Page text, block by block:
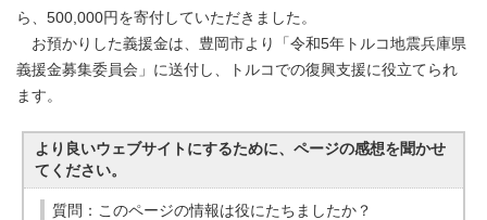
ら、500,000円を寄付していただきました。
お預かりした義援金は、豊岡市より「令和5年トルコ地震兵庫県
義援金募集委員会」に送付し、トルコでの復興支援に役立てられ
ます。
より良いウェブサイトにするために、ページの感想を聞かせ
てください。
質問：このページの情報は役にたちましたか？